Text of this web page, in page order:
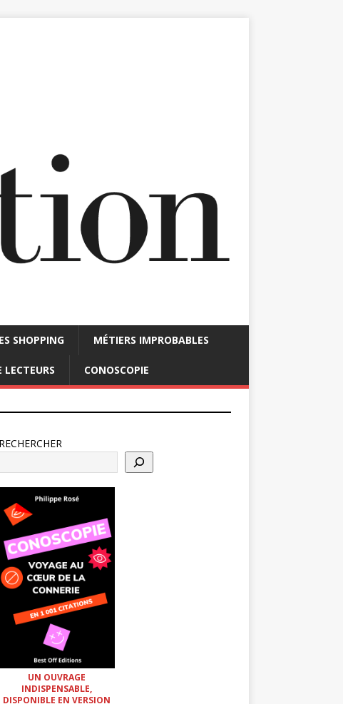
SHOPPING MÉTIERS IMPROBABLES
LECTEURS CONOSCOPIE
RECHERCHER
UN OUVRAGE
INDISPENSABLE,
DISPONIBLE EN VERSION